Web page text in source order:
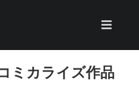
ミカライズ作品